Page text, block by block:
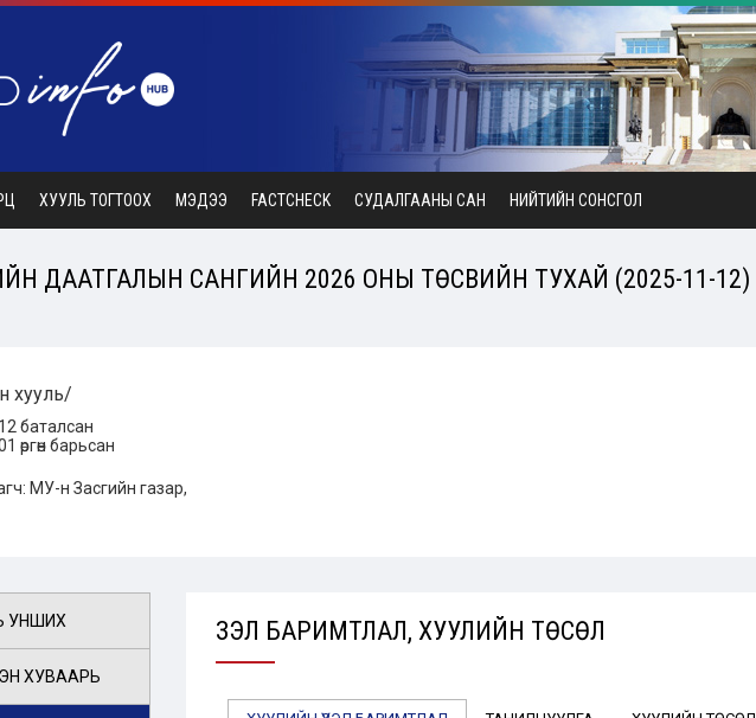
ХУУЛЬ ТОГТООХ МЭДЭЭ FACTCHECK СУДАЛГААНЫ САН НИЙТИЙН СОНСГОЛ
ДААТГАЛЫН САНГИЙН 2026 ОНЫ ТӨСВИЙН ТУХАЙ (2025-11-12)
хууль/
баталсан
өргөн барьсан
МУ-н Засгийн газар,
УНШИХ
ХУВААРЬ
ҮЗЭЛ БАРИМТЛАЛ, ХУУЛИЙН ТӨСӨЛ